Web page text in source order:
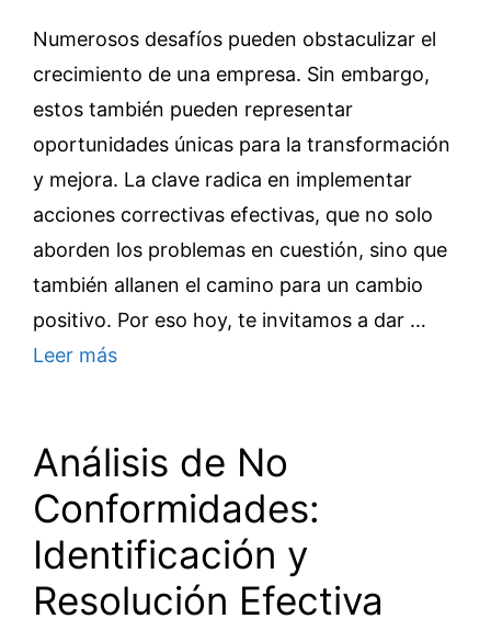
Numerosos desafíos pueden obstaculizar el
crecimiento de una empresa. Sin embargo,
estos también pueden representar
oportunidades únicas para la transformación
y mejora. La clave radica en implementar
acciones correctivas efectivas, que no solo
aborden los problemas en cuestión, sino que
también allanen el camino para un cambio
positivo. Por eso hoy, te invitamos a dar …
Leer más
Análisis de No
Conformidades:
Identificación y
Resolución Efectiva